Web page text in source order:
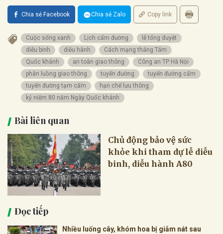
Chia sẻ Facebook Chia sẻ Zalo Copy link
Cuộc sống xanh Lịch cấm đường
lễ tổng duyệt
diễu binh
diễu hành
Cách mạng tháng Tám
Quốc khánh
an toàn giao thông
Công an TP Hà Nội
phân luồng giao thông
tuyến đường
tuyến đường cấm
tuyến đường tạm cấm
hạn chế lưu thông
kỷ niệm 80 năm Ngày Quốc khánh
Bài liên quan
Chủ động bảo vệ sức
khỏe khi tham dự lễ diễu
binh, diễu hành A80
Đọc tiếp
Nhiều luống cây, khóm hoa bị giẫm nát sau